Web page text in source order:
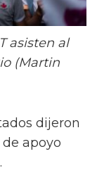
asisten al
(Martin
dijeron
apoyo